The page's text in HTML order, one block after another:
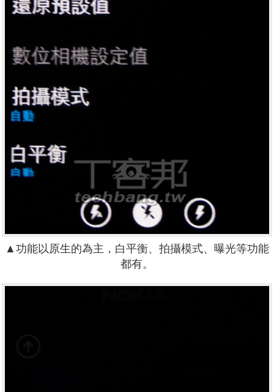
▲功能以原生的為主，白平衡、拍攝模式、曝光等功能
都有。